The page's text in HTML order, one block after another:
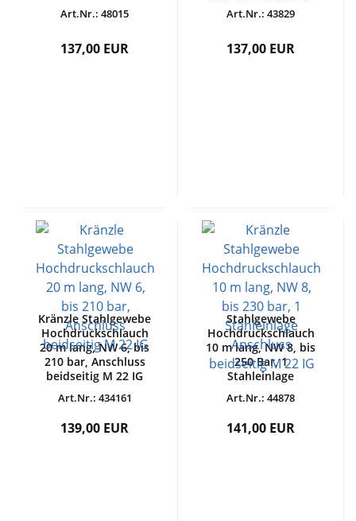
Art.Nr.: 48015
137,00 EUR
Art.Nr.: 43829
137,00 EUR
Kränzle Stahlgewebe
Hochdruckschlauch
20 m lang, NW 6, bis
210 bar, Anschluss
beidseitig M 22 IG
Art.Nr.: 434161
139,00 EUR
Stahlgewebe
Hochdruckschlauch
10 m lang, NW 8, bis
250 Bar, 1
Stahleinlage
Art.Nr.: 44878
141,00 EUR